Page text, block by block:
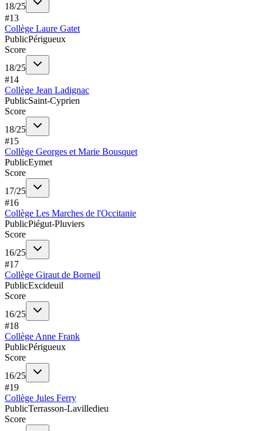
18/25
#13
Collège Laure Gatet
PublicPérigueux
Score
18/25
#14
Collège Jean Ladignac
PublicSaint-Cyprien
Score
18/25
#15
Collège Georges et Marie Bousquet
PublicEymet
Score
17/25
#16
Collège Les Marches de l'Occitanie
PublicPiégut-Pluviers
Score
16/25
#17
Collège Giraut de Borneil
PublicExcideuil
Score
16/25
#18
Collège Anne Frank
PublicPérigueux
Score
16/25
#19
Collège Jules Ferry
PublicTerrasson-Lavilledieu
Score